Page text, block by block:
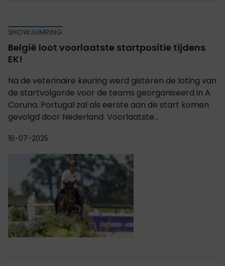
SHOWJUMPING
België loot voorlaatste startpositie tijdens
EK!
Na de veterinaire keuring werd gisteren de loting van
de startvolgorde voor de teams georganiseerd in A
Coruna. Portugal zal als eerste aan de start komen
gevolgd door Nederland. Voorlaatste...
16-07-2025